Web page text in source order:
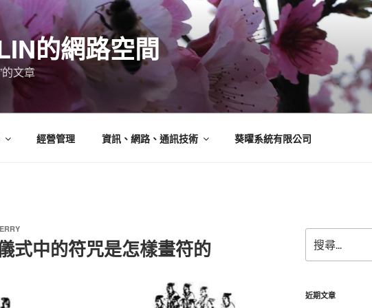
的網路空間
的文章
經營管理 資訊、網路、通訊技術 葵曜系統有限公司
式中的符咒是怎樣畫符的
尋
關
字:
近期文章